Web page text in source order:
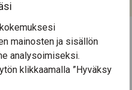
mainosten ja sisällön
analysoimiseksi.
klikkaamalla ”Hyväksy
tapahtumat